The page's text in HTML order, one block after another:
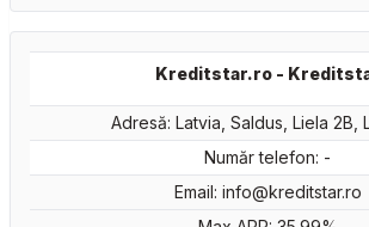
Kreditstar.ro -
Adresă: Latvia, Saldus, Liela 2B,
Număr telefon: -
Email: info@kreditstar.ro